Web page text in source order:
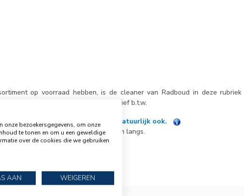
op voorraad hebben, is de cleaner van Radboud in deze
duidelijk vermeld). Prijzen zijn inclusief b.t.w.
werkdag in huis, afhalen kan natuurlijk ook.
info@rubberbootexpert.nl of kom langs.
onze bezoekersgegevens, om onze
te tonen en om u een geweldige
over de cookies die we gebruiken
AAN WEIGEREN